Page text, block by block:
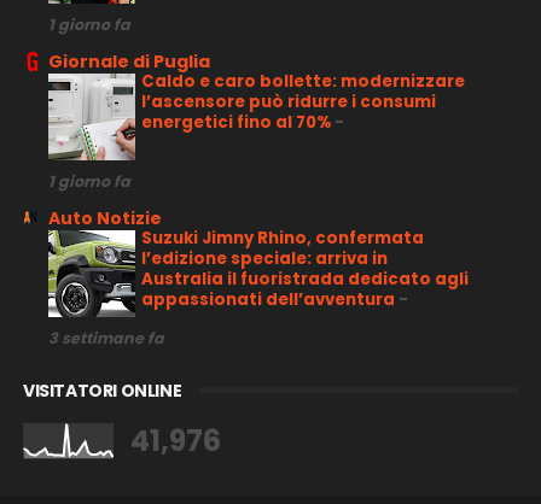
1 giorno fa
Giornale di Puglia
Caldo e caro bollette: modernizzare
l’ascensore può ridurre i consumi
energetici fino al 70% -
1 giorno fa
Auto Notizie
Suzuki Jimny Rhino, confermata
l’edizione speciale: arriva in
Australia il fuoristrada dedicato agli
appassionati dell’avventura -
3 settimane fa
VISITATORI ONLINE
41,976